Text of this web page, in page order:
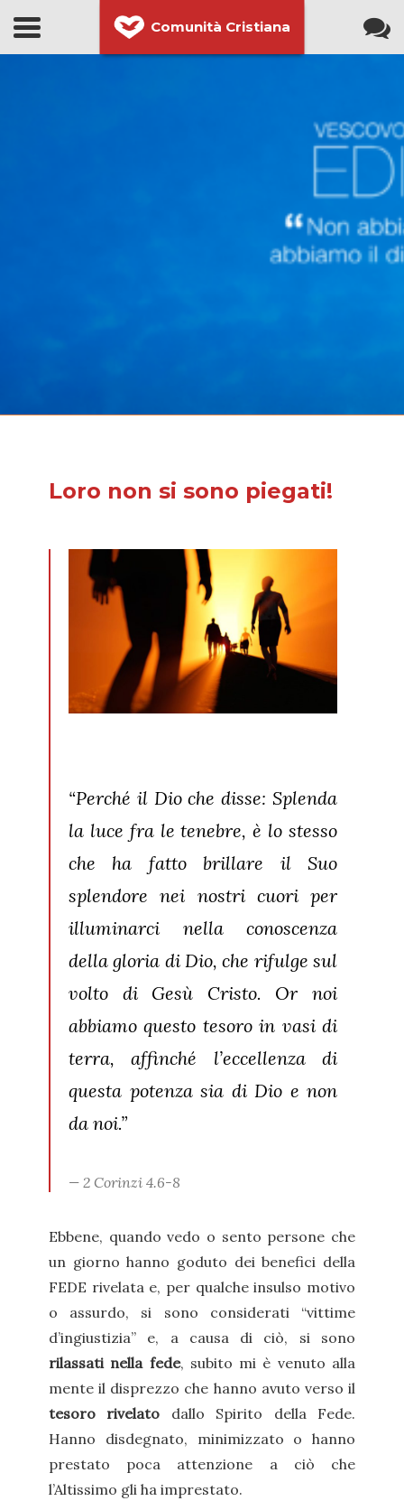
Comunità Cristiana
Loro non si sono piegati!
“Perché il Dio che disse: Splenda
la luce fra le tenebre, è lo stesso
che ha fatto brillare il Suo
splendore nei nostri cuori per
illuminarci nella conoscenza
della gloria di Dio, che rifulge sul
volto di Gesù Cristo. Or noi
abbiamo questo tesoro in vasi di
terra, affinché l’eccellenza di
questa potenza sia di Dio e non
da noi.”
2 Corinzi 4.6-8
Ebbene, quando vedo o sento persone che
un giorno hanno goduto dei benefici della
FEDE rivelata e, per qualche insulso motivo
o assurdo, si sono considerati “vittime
d’ingiustizia” e, a causa di ciò, si sono
rilassati nella fede, subito mi è venuto alla
mente il disprezzo che hanno avuto verso il
tesoro rivelato dallo Spirito della Fede.
Hanno disdegnato, minimizzato o hanno
prestato poca attenzione a ciò che
l’Altissimo gli ha imprestato.